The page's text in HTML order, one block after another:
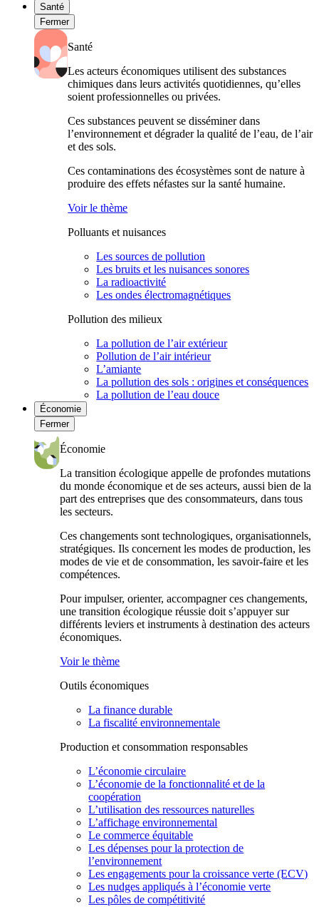
Santé
Fermer
Santé
Les acteurs économiques utilisent des substances
chimiques dans leurs activités quotidiennes, qu’elles
soient professionnelles ou privées.
Ces substances peuvent se disséminer dans
l’environnement et dégrader la qualité de l’eau, de l’air
et des sols.
Ces contaminations des écosystèmes sont de nature à
produire des effets néfastes sur la santé humaine.
Voir le thème
Polluants et nuisances
Les sources de pollution
Les bruits et les nuisances sonores
La radioactivité
Les ondes électromagnétiques
Pollution des milieux
La pollution de l’air extérieur
Pollution de l’air intérieur
L’amiante
La pollution des sols : origines et conséquences
La pollution de l’eau douce
Économie
Fermer
Économie
La transition écologique appelle de profondes mutations
du monde économique et de ses acteurs, aussi bien de la
part des entreprises que des consommateurs, dans tous
les secteurs.
Ces changements sont technologiques, organisationnels,
stratégiques. Ils concernent les modes de production, les
modes de vie et de consommation, les savoir-faire et les
compétences.
Pour impulser, orienter, accompagner ces changements,
une transition écologique réussie doit s’appuyer sur
différents leviers et instruments à destination des acteurs
économiques.
Voir le thème
Outils économiques
La finance durable
La fiscalité environnementale
Production et consommation responsables
L’économie circulaire
L’économie de la fonctionnalité et de la
coopération
L’utilisation des ressources naturelles
L’affichage environnemental
Le commerce équitable
Les dépenses pour la protection de
l’environnement
Les engagements pour la croissance verte (ECV)
Les nudges appliqués à l’économie verte
Les pôles de compétitivité